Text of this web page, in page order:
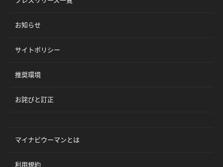
お知らせ
サイトポリシー
推奨環境
お詫びと訂正
マイナビウーマンとは
利用規約